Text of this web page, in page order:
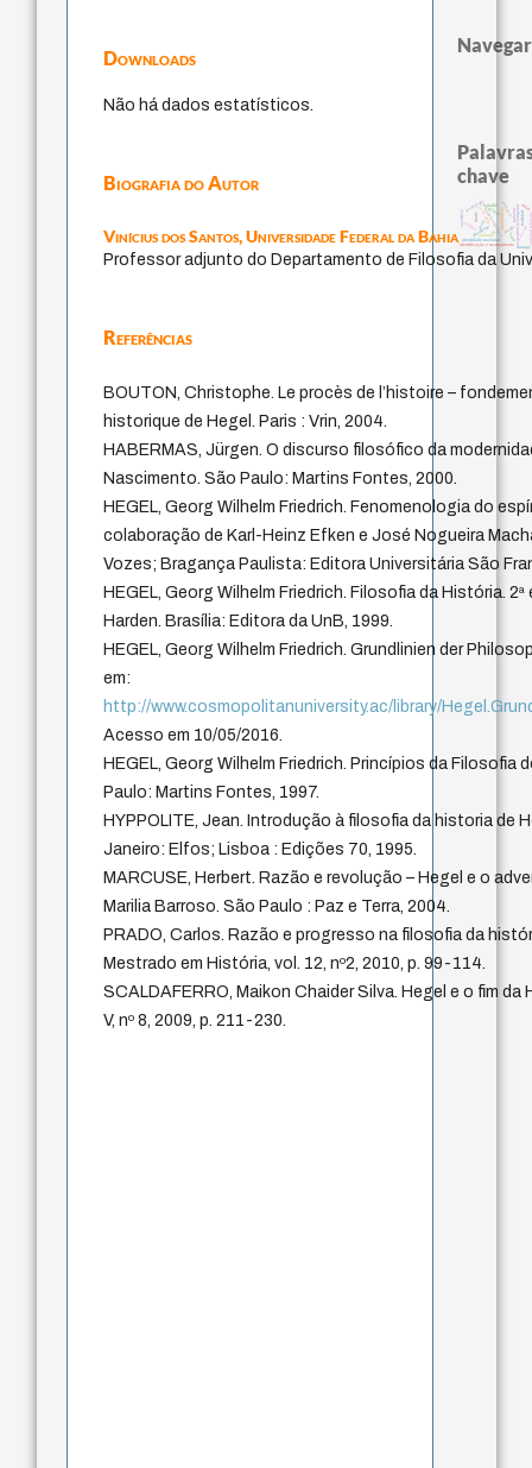
Downloads
Não há dados estatísticos.
Biografia do Autor
Vinícius dos Santos,Universidade Federal da Bahia
Professor adjunto do Departamento de Filosofia da
Referências
BOUTON, Christophe. Le procès de l’histoire –
historique de Hegel. Paris : Vrin, 2004.
HABERMAS, Jürgen. O discurso filosófico da
Nascimento. São Paulo: Martins Fontes, 2000.
HEGEL, Georg Wilhelm Friedrich. Fenomenologia do
colaboração de Karl-Heinz Efken e José Nogueira
Vozes; Bragança Paulista: Editora Universitária São
HEGEL, Georg Wilhelm Friedrich. Filosofia da História.
Harden. Brasília: Editora da UnB, 1999.
HEGEL, Georg Wilhelm Friedrich. Grundlinien der
em:
http://www.cosmopolitanuniversity.ac/library/
Acesso em 10/05/2016.
HEGEL, Georg Wilhelm Friedrich. Princípios da Filosofia
Paulo: Martins Fontes, 1997.
HYPPOLITE, Jean. Introdução à filosofia da historia de
Janeiro: Elfos; Lisboa : Edições 70, 1995.
MARCUSE, Herbert. Razão e revolução – Hegel e o
Marilia Barroso. São Paulo : Paz e Terra, 2004.
PRADO, Carlos. Razão e progresso na filosofia da
Mestrado em História, vol. 12, nº2, 2010, p. 99-114.
SCALDAFERRO, Maikon Chaider Silva. Hegel e o fim
V, nº 8, 2009, p. 211-230.
Navegar
chave
fundamentalismojacobi
protágoras experiência temporal
género
idade intolerância
identidade nacional
j.c.m. neto palavra
perdónleyes
violencia
logos
pedagogia
lei
identificação e rastreamento
desejo
sacrifício
bataille
external relations
mind
therapy
animais
realidad